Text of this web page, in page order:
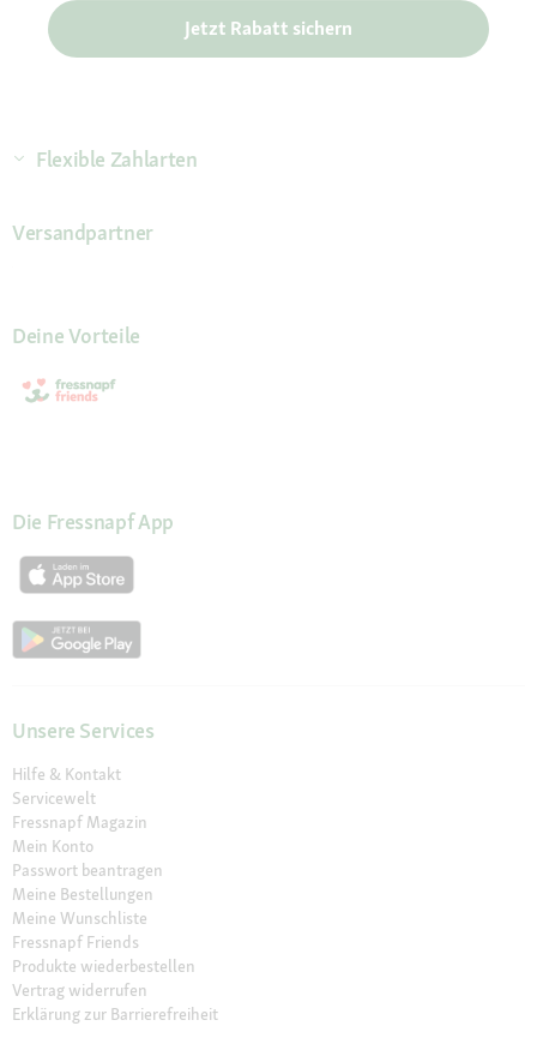
Jetzt Rabatt sichern
Flexible Zahlarten
Versandpartner
Deine Vorteile
Die Fressnapf App
Unsere Services
Hilfe & Kontakt
Servicewelt
Fressnapf Magazin
Mein Konto
Passwort beantragen
Meine Bestellungen
Meine Wunschliste
Fressnapf Friends
Produkte wiederbestellen
Vertrag widerrufen
Erklärung zur Barrierefreiheit